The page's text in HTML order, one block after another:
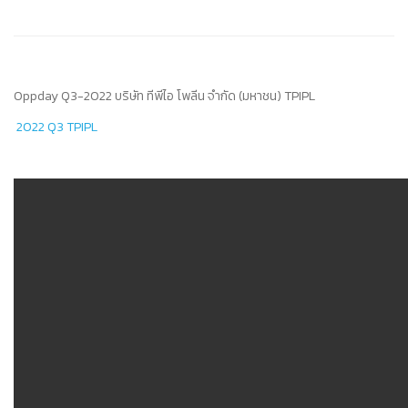
Oppday Q3-2022 บริษัท ทีพีไอ โพลีน จำกัด (มหาชน) TPIPL
2022 Q3 TPIPL